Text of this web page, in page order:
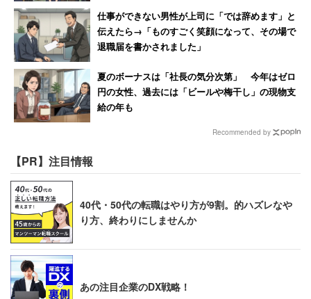
仕事ができない男性が上司に「では辞めます」と
伝えたら→「ものすごく笑顔になって、その場で
退職届を書かされました」
夏のボーナスは「社長の気分次第」 今年はゼロ
円の女性、過去には「ビールや梅干し」の現物支
給の年も
Recommended by
【PR】注目情報
40代・50代の転職はやり方が9割。的ハズレなや
り方、終わりにしませんか
あの注目企業のDX戦略！